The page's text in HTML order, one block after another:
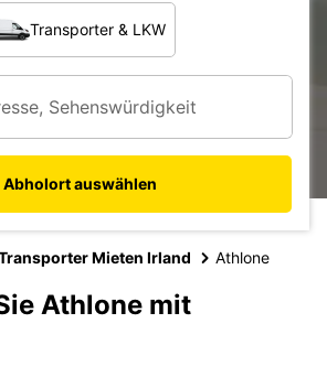
Transporter & LKW
Abholort auswählen
Mieten Irland Athlone
Athlone mit